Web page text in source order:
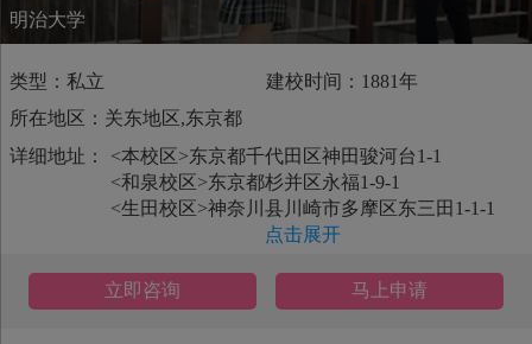
明治大学
类型：私立
建校时间：1881年
所在地区：关东地区,东京都
详细地址：
<本校区>东京都千代田区神田骏河台1-1
<和泉校区>东京都杉并区永福1-9-1
<生田校区>神奈川县川崎市多摩区东三田1-1-1
点击展开
立即咨询 马上申请